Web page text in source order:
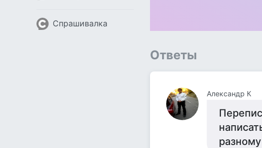
Спрашивалка
Ответы
Александр К